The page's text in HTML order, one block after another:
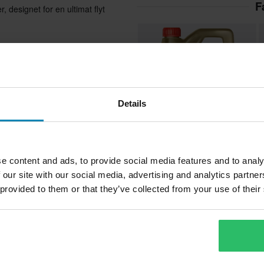
Details
content and ads, to provide social media features and to
site with our social media, advertising and analytics
to them or that they’ve collected from your use of
designet for en ultimat flyt
enkle å fjerne.
Bestillingen blir sendt så
beste vi kan for å sikre at du
Motul utvikler sine
929 kr
3 anmeldelser
Motorolje Castrol Power1 Ultimate
1
L